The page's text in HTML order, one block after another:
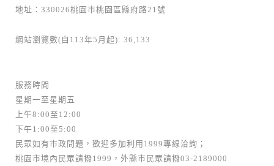
地址：330026桃園市桃園區縣府路21號
網站瀏覽數(自113年5月起): 36,133
服務時間
星期一至星期五
上午8:00至12:00
下午1:00至5:00
民眾如有市政問題，歡迎多加利用1999專線洽詢；
桃園市境內民眾請撥1999，外縣市民眾請撥03-2189000